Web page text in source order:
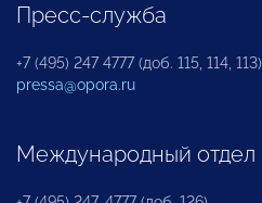
Пресс-служба
+7 (495) 247 4777 (доб. 115, 114, 113)
pressa@opora.ru
Международный